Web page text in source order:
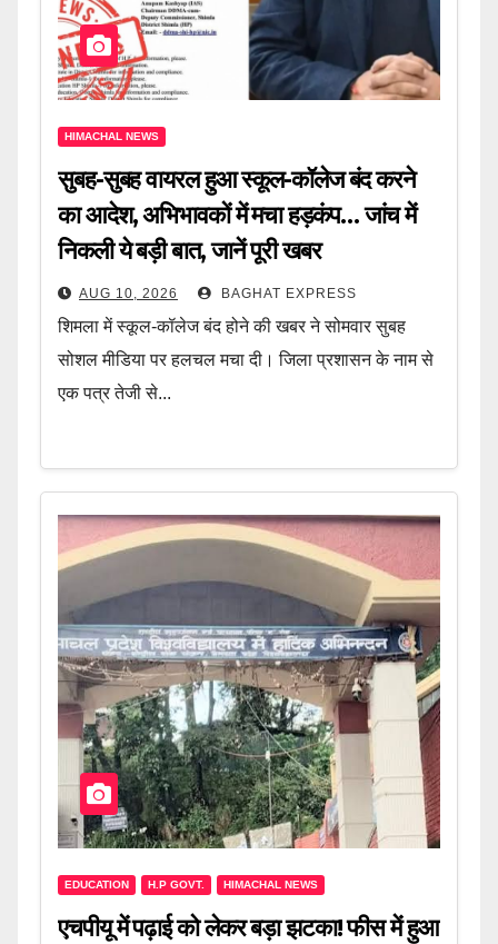
HIMACHAL NEWS
सुबह-सुबह वायरल हुआ स्कूल-कॉलेज बंद करने
का आदेश, अभिभावकों में मचा हड़कंप… जांच में
निकली ये बड़ी बात, जानें पूरी खबर
AUG 10, 2026 BAGHAT EXPRESS
शिमला में स्कूल-कॉलेज बंद होने की खबर ने सोमवार सुबह
सोशल मीडिया पर हलचल मचा दी। जिला प्रशासन के नाम से
एक पत्र तेजी से...
EDUCATION H.P GOVT. HIMACHAL NEWS
एचपीयू में पढ़ाई को लेकर बड़ा झटका! फीस में हुआ